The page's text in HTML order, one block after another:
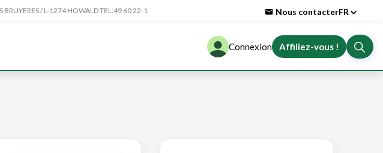
BRUYERES / L-1274 HOWALD TEL:49 60 22-1 Nous contacterFR
Connexion Affiliez-vous !